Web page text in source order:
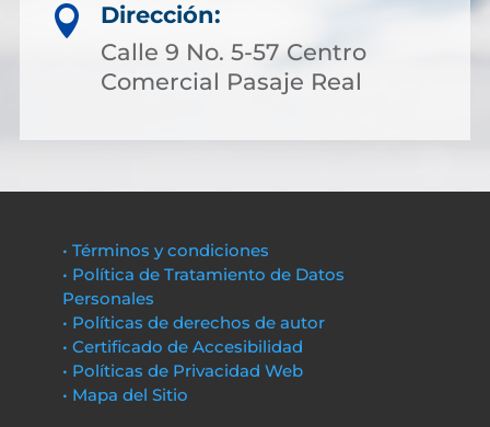

Dirección:
Calle 9 No. 5-57 Centro
Comercial Pasaje Real
• Términos y condiciones
• Política de Tratamiento de Datos
Personales
• Políticas de derechos de autor
• Certificado de Accesibilidad
• Políticas de Privacidad Web
• Mapa del Sitio